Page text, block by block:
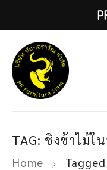
Home
TAG: ชิงช้าไม้ใ